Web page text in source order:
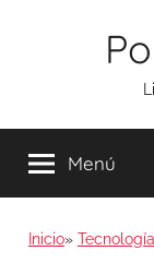
Menú
Inicio Tecnología